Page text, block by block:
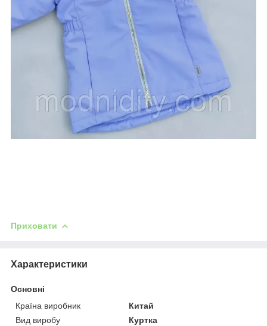
Приховати
Характеристики
Основні
Країна виробник
Китай
Вид виробу
Куртка